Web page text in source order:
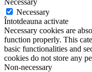
Necessary
Necessary
Întotdeauna activate
Necessary cookies are
function properly. This
basic functionalities and
cookies do not store any
Non-necessary